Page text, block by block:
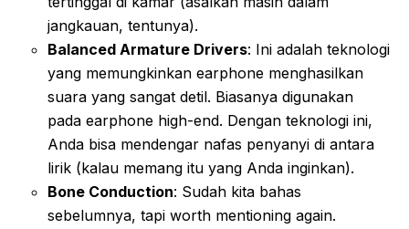
jangkauan, tentunya).
Balanced Armature Drivers: Ini adalah teknologi
yang memungkinkan earphone menghasilkan
suara yang sangat detil. Biasanya digunakan
pada earphone high-end. Dengan teknologi ini,
Anda bisa mendengar nafas penyanyi di antara
lirik (kalau memang itu yang Anda inginkan).
Bone Conduction: Sudah kita bahas
sebelumnya, tapi worth mentioning again.